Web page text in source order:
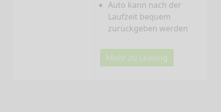
Auto kann nach der
Laufzeit bequem
zurückgeben werden
Mehr zu Leasing